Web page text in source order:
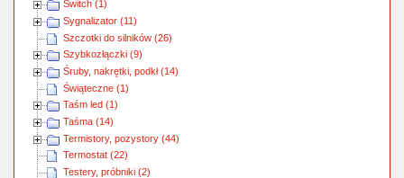
Switch (1)
Sygnalizator (11)
Szczotki do silników (26)
Szybkozłączki (9)
Śruby, nakrętki, podkł (14)
Świąteczne (1)
Taśm led (1)
Taśma (14)
Termistory, pozystory (44)
Termostat (22)
Testery, próbniki (2)